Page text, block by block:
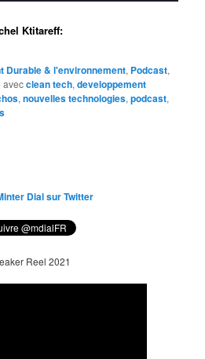
Ktitareff:
Durable & l'environnement, Podcast,
avecclean tech,developpement
,nouvelles technologies,podcast,
Dial sur Twitter
Reel 2021